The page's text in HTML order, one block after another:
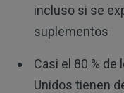
incluso si se
suplementos
Casi el 80 %
Unidos tienen